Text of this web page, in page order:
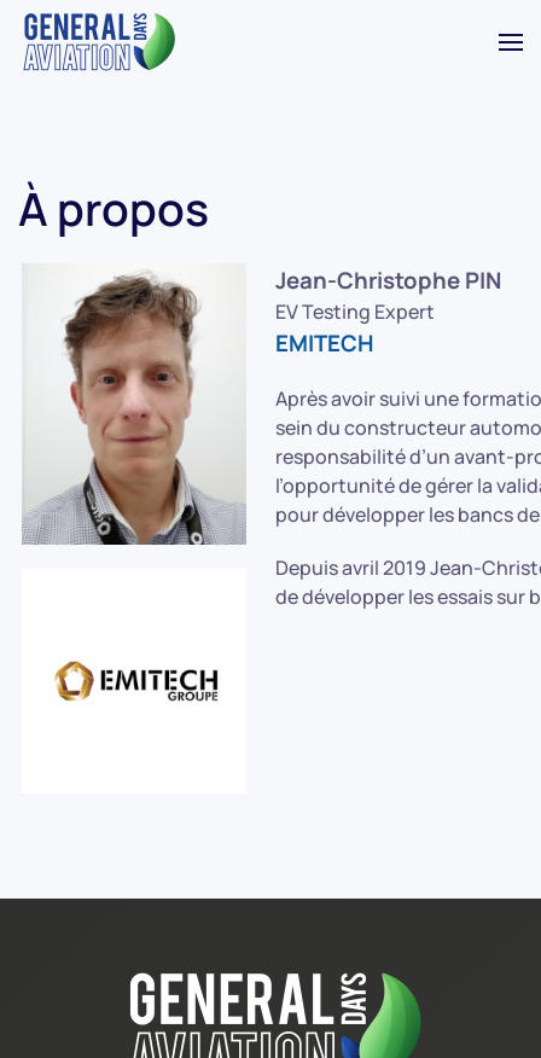
Accéder au contenu principal
À propos
Jean-Christophe PIN
EV Testing Expert
EMITECH
Après avoir suivi une
sein du constructeur
responsabilité d’un avant-
l’opportunité de gérer la
pour développer les bancs
Depuis avril 2019 Jean-
de développer les essais sur